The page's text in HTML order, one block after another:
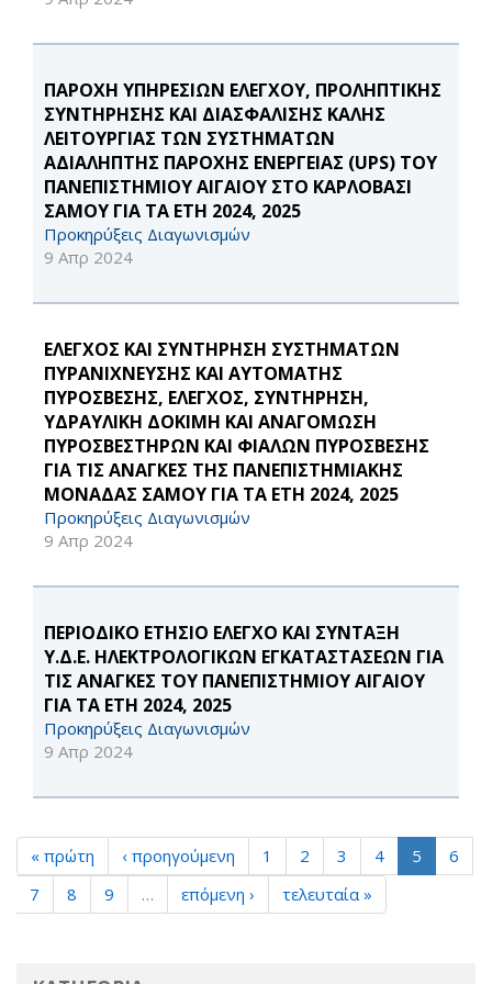
ΠΑΡΟΧΗ ΥΠΗΡΕΣΙΩΝ ΕΛΕΓΧΟΥ, ΠΡΟΛΗΠΤΙΚΗΣ
ΣΥΝΤΗΡΗΣΗΣ ΚΑΙ ΔΙΑΣΦΑΛΙΣΗΣ ΚΑΛΗΣ
ΛΕΙΤΟΥΡΓΙΑΣ ΤΩΝ ΣΥΣΤΗΜΑΤΩΝ
ΑΔΙΑΛΗΠΤΗΣ ΠΑΡΟΧΗΣ ΕΝΕΡΓΕΙΑΣ (UPS) ΤΟΥ
ΠΑΝΕΠΙΣΤΗΜΙΟΥ ΑΙΓΑΙΟΥ ΣΤΟ ΚΑΡΛΟΒΑΣΙ
ΣΑΜΟΥ ΓΙΑ ΤΑ ΕΤΗ 2024, 2025
Προκηρύξεις Διαγωνισμών
9 Απρ 2024
ΕΛΕΓΧΟΣ ΚΑΙ ΣΥΝΤΗΡΗΣΗ ΣΥΣΤΗΜΑΤΩΝ
ΠΥΡΑΝΙΧΝΕΥΣΗΣ ΚΑΙ ΑΥΤΟΜΑΤΗΣ
ΠΥΡΟΣΒΕΣΗΣ, ΕΛΕΓΧΟΣ, ΣΥΝΤΗΡΗΣΗ,
ΥΔΡΑΥΛΙΚΗ ΔΟΚΙΜΗ ΚΑΙ ΑΝΑΓΟΜΩΣΗ
ΠΥΡΟΣΒΕΣΤΗΡΩΝ ΚΑΙ ΦΙΑΛΩΝ ΠΥΡΟΣΒΕΣΗΣ
ΓΙΑ ΤΙΣ ΑΝΑΓΚΕΣ ΤΗΣ ΠΑΝΕΠΙΣΤΗΜΙΑΚΗΣ
ΜΟΝΑΔΑΣ ΣΑΜΟΥ ΓΙΑ ΤΑ ΕΤΗ 2024, 2025
Προκηρύξεις Διαγωνισμών
9 Απρ 2024
ΠΕΡΙΟΔΙΚΟ ΕΤΗΣΙΟ ΕΛΕΓΧΟ ΚΑΙ ΣΥΝΤΑΞΗ
Υ.Δ.Ε. ΗΛΕΚΤΡΟΛΟΓΙΚΩΝ ΕΓΚΑΤΑΣΤΑΣΕΩΝ ΓΙΑ
ΤΙΣ ΑΝΑΓΚΕΣ ΤΟΥ ΠΑΝΕΠΙΣΤΗΜΙΟΥ ΑΙΓΑΙΟΥ
ΓΙΑ ΤΑ ΕΤΗ 2024, 2025
Προκηρύξεις Διαγωνισμών
9 Απρ 2024
« πρώτη ‹ προηγούμενη 1 2 3 4 5
6
7
8 9 … επόμενη › τελευταία »